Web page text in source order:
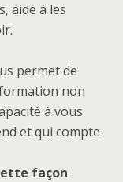
aide à les
permet de
non
à vous
et qui compte
façon